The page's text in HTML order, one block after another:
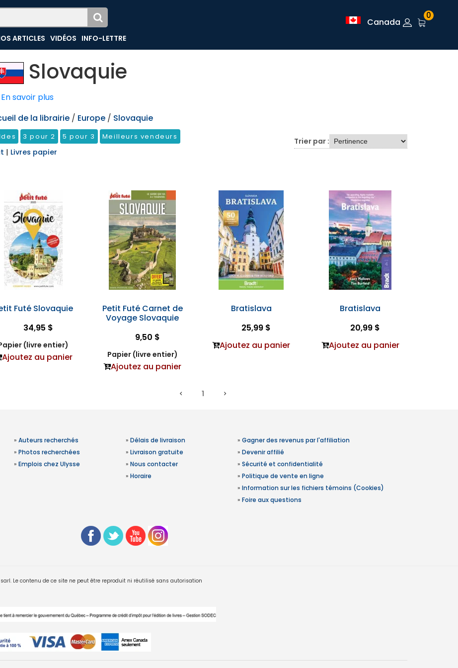
ARTICLES VIDÉOS INFO-LETTRE
Canada
0
Slovaquie
En savoir plus
de la librairie / Europe / Slovaquie
3 pour 2 5 pour 3 Meilleurs vendeurs
| Livres papier
Trier par :
Futé Slovaquie
34,95 $
(livre entier)
Ajoutez au panier
Petit Futé Carnet de
Voyage Slovaquie
9,50 $
Papier (livre entier)
Ajoutez au panier
Bratislava
25,99 $
Ajoutez au panier
Bratislava
20,99 $
Ajoutez au panier
1
» Auteurs recherchés
» Photos recherchées
» Emplois chez Ulysse
» Délais de livraison
» Livraison gratuite
» Nous contacter
» Horaire
» Gagner des revenus par l'affiliation
» Devenir affilié
» Sécurité et confidentialité
» Politique de vente en ligne
» Information sur les fichiers témoins (Cookies)
» Foire aux questions
Le contenu de ce site ne peut être reproduit ni réutilisé sans autorisation